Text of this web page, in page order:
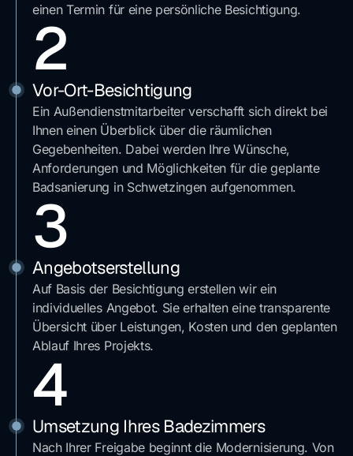
einen Termin für eine persönliche Besichtigung.
2
Vor-Ort-Besichtigung
Ein Außendienstmitarbeiter verschafft sich direkt bei
Ihnen einen Überblick über die räumlichen
Gegebenheiten. Dabei werden Ihre Wünsche,
Anforderungen und Möglichkeiten für die geplante
Badsanierung in Schwetzingen aufgenommen.
3
Angebotserstellung
Auf Basis der Besichtigung erstellen wir ein
individuelles Angebot. Sie erhalten eine transparente
Übersicht über Leistungen, Kosten und den geplanten
Ablauf Ihres Projekts.
4
Umsetzung Ihres Badezimmers
Nach Ihrer Freigabe beginnt die Modernisierung. Von